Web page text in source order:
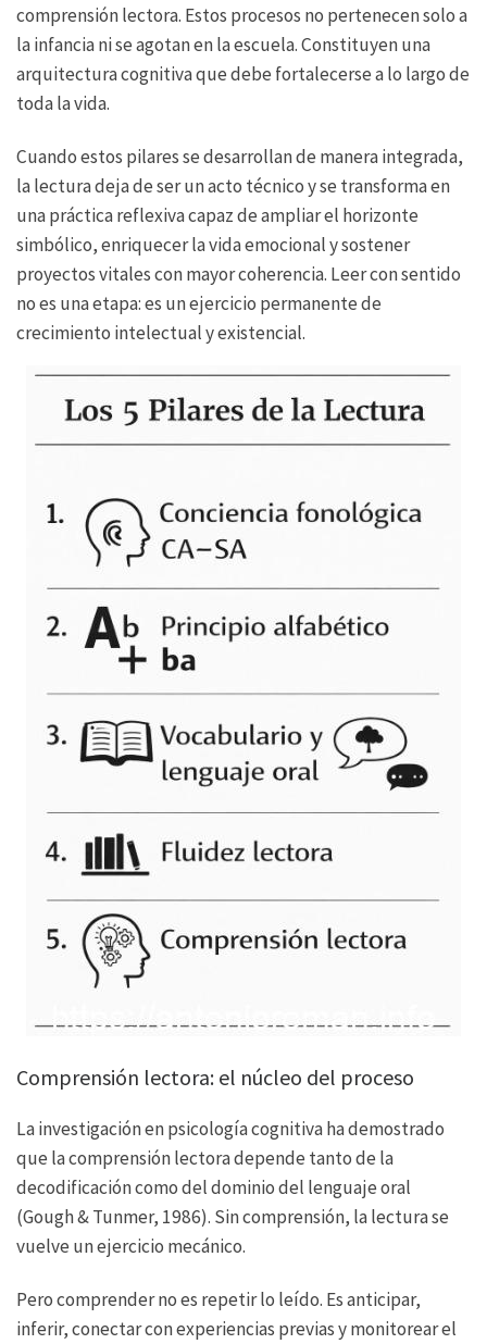
comprensión lectora. Estos procesos no pertenecen solo a
la infancia ni se agotan en la escuela. Constituyen una
arquitectura cognitiva que debe fortalecerse a lo largo de
toda la vida.
Cuando estos pilares se desarrollan de manera integrada,
la lectura deja de ser un acto técnico y se transforma en
una práctica reflexiva capaz de ampliar el horizonte
simbólico, enriquecer la vida emocional y sostener
proyectos vitales con mayor coherencia. Leer con sentido
no es una etapa: es un ejercicio permanente de
crecimiento intelectual y existencial.
Comprensión lectora: el núcleo del proceso
La investigación en psicología cognitiva ha demostrado
que la comprensión lectora depende tanto de la
decodificación como del dominio del lenguaje oral
(Gough & Tunmer, 1986). Sin comprensión, la lectura se
vuelve un ejercicio mecánico.
Pero comprender no es repetir lo leído. Es anticipar,
inferir, conectar con experiencias previas y monitorear el